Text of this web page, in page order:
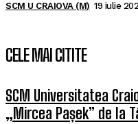
SCM U CRAIOVA (M) 19 iulie
CELE MAI CITITE
SCM Universitatea
„Mircea Pașek” de la